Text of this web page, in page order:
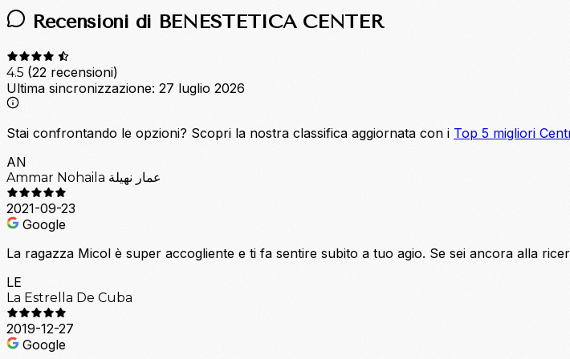
Recensioni di BENESTETICA CENTER
4.5 (22 recensioni)
Ultima sincronizzazione: 27 luglio 2026
Stai confrontando le opzioni? Scopri la nostra classifica aggiornata con i Top 5 migliori
AN
Ammar Nohaila عمار نهيلة
2021-09-23
Google
La ragazza Micol è super accogliente e ti fa sentire subito a tuo agio. Se sei ancora alla
LE
La Estrella De Cuba
2019-12-27
Google